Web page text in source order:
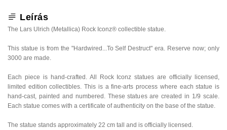
Leírás
The Lars Ulrich (Metallica) Rock Iconz® collectible statue.
This statue is from the "Hardwired...To Self Destruct" era. Reserve now; only
3000 are made.
Each piece is hand-crafted. All Rock Iconz statues are officially licensed,
limited edition collectibles. This is a fine-arts process where each statue is
hand-cast, painted and numbered. These statues are created in 1/9 scale.
Each statue comes with a certificate of authenticity on the base of the statue.
The statue stands approximately 22 cm tall and is officially licensed.